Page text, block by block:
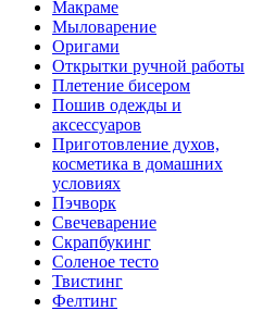
Макраме
Мыловарение
Оригами
Открытки ручной работы
Плетение бисером
Пошив одежды и
аксессуаров
Приготовление духов,
косметика в домашних
условиях
Пэчворк
Свечеварение
Скрапбукинг
Соленое тесто
Твистинг
Фелтинг